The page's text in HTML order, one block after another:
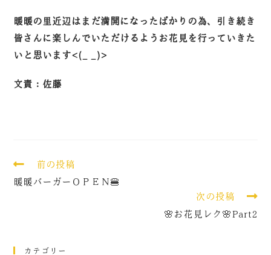
暖暖の里近辺はまだ満開になったばかりの為、引き続き
皆さんに楽しんでいただけるようお花見を行っていきた
いと思います<(_ _)>
文責：佐藤
前の投稿
暖暖バーガーＯＰＥＮ🍔
次の投稿
🌸お花見レク🌸Part2
カテゴリー